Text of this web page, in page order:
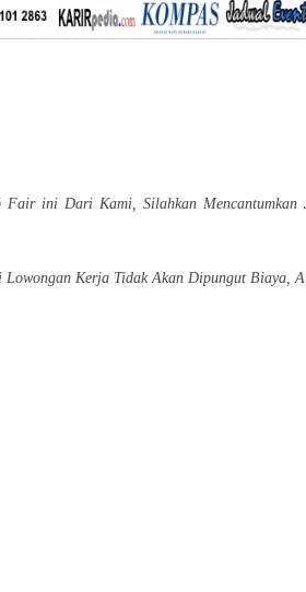
Fair ini Dari Kami, Silahkan Mencantumkan
Kerja Tidak Akan Dipungut Biaya,